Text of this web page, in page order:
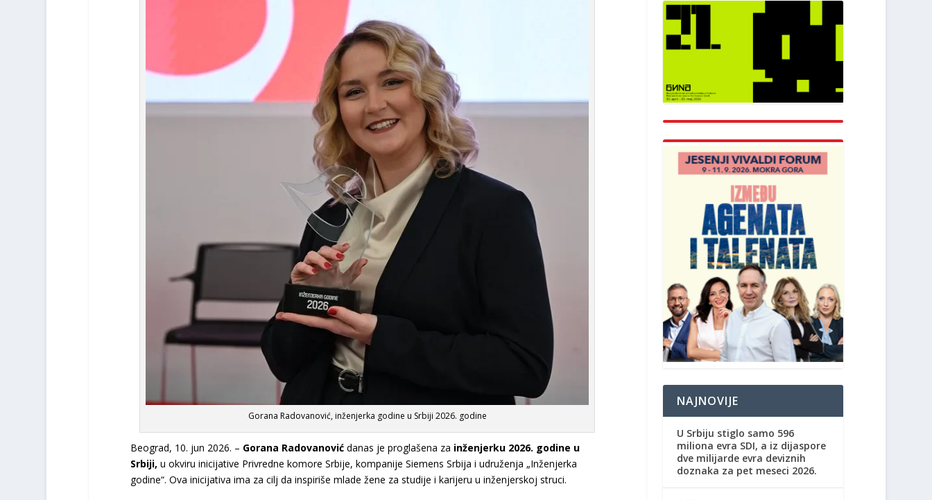
Gorana Radovanović, inženjerka godine u Srbiji 2026. godine
Beograd, 10. jun 2026. – Gorana Radovanovićdanas je proglašena za inženjerku 2026. godine u
Srbiji, u okviru inicijative Privredne komore Srbije, kompanije Siemens Srbija i udruženja „Inženjerka
godine“. Ova inicijativa ima za cilj da inspiriše mlade žene za studije i karijeru u inženjerskoj struci.
NAJNOVIJE
U Srbiju stiglo samo 596
miliona evra SDI, a iz dijaspore
dve milijarde evra deviznih
doznaka za pet meseci 2026.